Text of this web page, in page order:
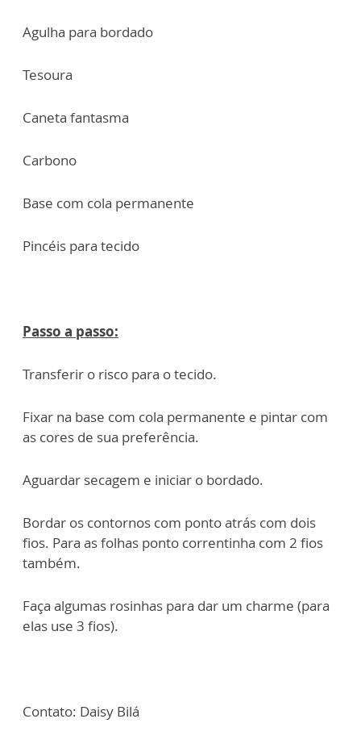
Agulha para bordado
Tesoura
Caneta fantasma
Carbono
Base com cola permanente
Pincéis para tecido
Passo a passo:
Transferir o risco para o tecido.
Fixar na base com cola permanente e pintar com
as cores de sua preferência.
Aguardar secagem e iniciar o bordado.
Bordar os contornos com ponto atrás com dois
fios. Para as folhas ponto correntinha com 2 fios
também.
Faça algumas rosinhas para dar um charme (para
elas use 3 fios).
Contato: Daisy Bilá